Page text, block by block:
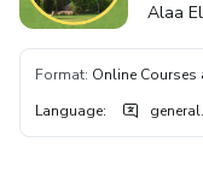
Alaa
Format: Online Courses
Language: